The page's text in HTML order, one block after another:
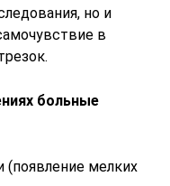
но и
в
больные
(появление мелких